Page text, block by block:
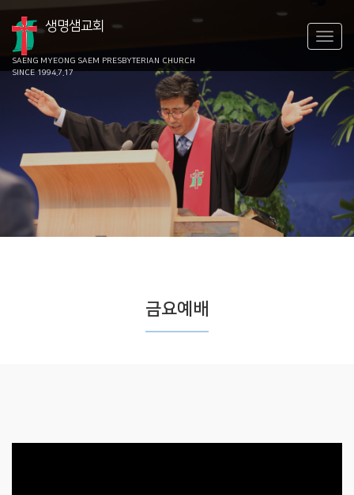
생명샘교회
SAENG MYEONG SAEM PRESBYTERIAN CHURCH
SINCE 1994.7.17
금요예배